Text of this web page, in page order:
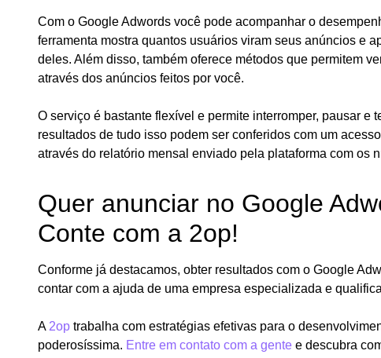
Com o Google Adwords você pode acompanhar o
ferramenta mostra quantos usuários viram seus anúncios e
deles. Além disso, também oferece métodos que permitem
através dos anúncios feitos por você.
O serviço é bastante flexível e permite interromper, pausar e
resultados de tudo isso podem ser conferidos com um
através do relatório mensal enviado pela plataforma com os
Quer anunciar no Google
Conte com a 2op!
Conforme já destacamos, obter resultados com o Google
contar com a ajuda de uma empresa especializada e
A 2op trabalha com estratégias efetivas para o
poderosíssima. Entre em contato com a gente e descubra